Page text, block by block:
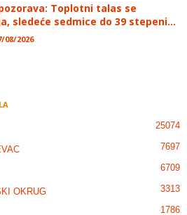
Toplotni talas se
sledeće sedmice do 39 stepeni...
08/2026
25074
7697
6709
OKRUG 3313
1786